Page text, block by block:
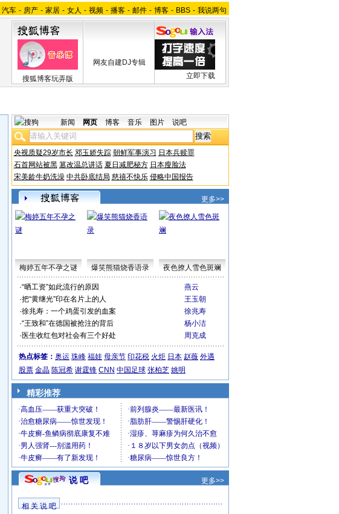
汽车 - 房产 - 家居 - 女人 - 视频 - 播客 - 邮件 - 博客 - BBS - 我说两句
搜狐博客玩弄版
网友自建DJ专辑
立即下载
新闻 网页 博客 音乐 图片 说吧
央视质疑29岁市长 邓玉娇失踪 朝鲜军事演习 日本兵赎罪
石首网站被黑 篡改温总讲话 夏日减肥秘方 日本瘦脸法
宋美龄牛奶洗澡 中共卧底结局 慈禧不快乐 侵略中国报告
更多>>
梅婷五年不孕之谜 爆笑熊猫烧香语录 夜色撩人雪色斑斓
·“晒工资”如此流行的原因
燕云
·把“黄继光”印在名片上的人
王玉朝
·徐兆寿：一个鸡蛋引发的血案
徐兆寿
·“王致和”在德国被抢注的背后
杨小洁
· 医生收红包对社会有三个好处 周克成
热点标签： 奥运 珠峰 福娃 母亲节 印花税 火炬 日本 赵薇 外遇
股票 金晶 陈冠希 谢霆锋 CNN 中国足球 张柏芝 姚明
精彩推荐
说 吧 更多>>
相 关 说 吧